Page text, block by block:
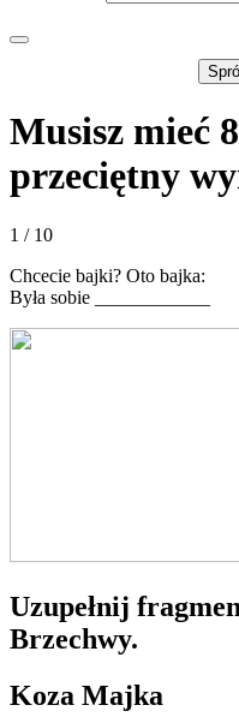
Musisz mieć
przeciętny
1 / 10
Chcecie bajki? Oto bajka:
Była sobie ____________
Uzupełnij
Brzechwy.
Koza Majka